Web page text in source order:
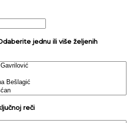
jednu ili više željenih
reči